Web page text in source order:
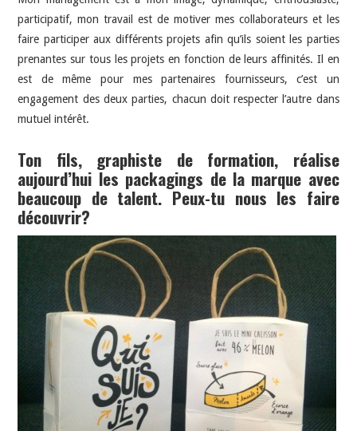
participatif, mon travail est de motiver mes collaborateurs et les
faire participer aux différents projets afin qu’ils soient les parties
prenantes sur tous les projets en fonction de leurs affinités. Il en
est de même pour mes partenaires fournisseurs, c’est un
engagement des deux parties, chacun doit respecter l’autre dans
mutuel intérêt.
Ton fils, graphiste de formation, réalise
aujourd’hui les packagings de la marque avec
beaucoup de talent. Peux-tu nous les faire
découvrir?